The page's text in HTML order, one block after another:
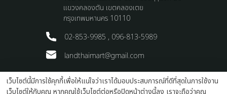
แขวงคลองตัน เขตคลองเตย
กรุงเทพมหานคร 10110
02-853-9985 , 096-813-5989
landthaimart@gmail.com
Terms and ConditionsPrivacy Policy
เว็บไซต์นี้มีการใช้คุกกี้เพื่อให้แน่ใจว่าเราได้มอบประสบการณ์ที่ดีที่สุดในการใช้งาน
เว็บไซต์ให้กับคุณ หากคุณใช้เว็บไซต์ต่อหรือปิดหน้าต่างนี้ลง เราจะถือว่าคุณ